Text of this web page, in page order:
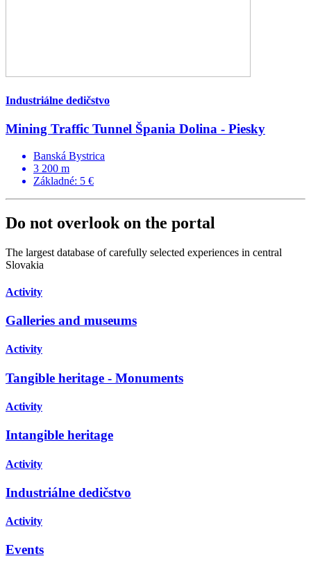
Industriálne dedičstvo
Mining Traffic Tunnel Špania Dolina - Piesky
Banská Bystrica
3 200 m
Základné: 5 €
Do not overlook on the portal
The largest database of carefully selected experiences in central
Slovakia
Activity
Galleries and museums
Activity
Tangible heritage - Monuments
Activity
Intangible heritage
Activity
Industriálne dedičstvo
Activity
Events